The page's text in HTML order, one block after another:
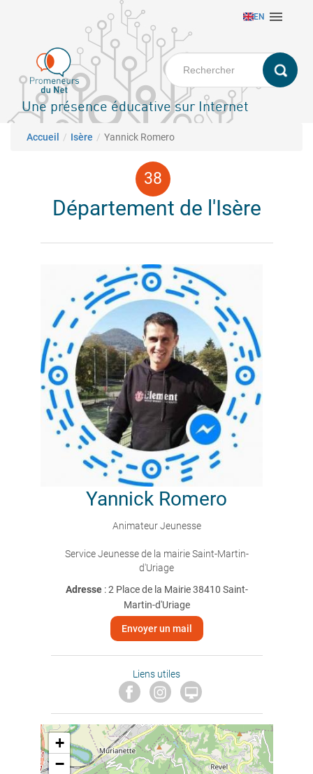
principal
EN 
Une présence éducative sur Internet
Fil d'Ariane
Accueil Isère Yannick Romero
Département de l'Isère
Yannick Romero
Animateur Jeunesse
Service Jeunesse de la mairie Saint-Martin-
d'Uriage
Adresse : 2 Place de la Mairie 38410 Saint-
Martin-d'Uriage
Envoyer un mail
Liens utiles

+
−